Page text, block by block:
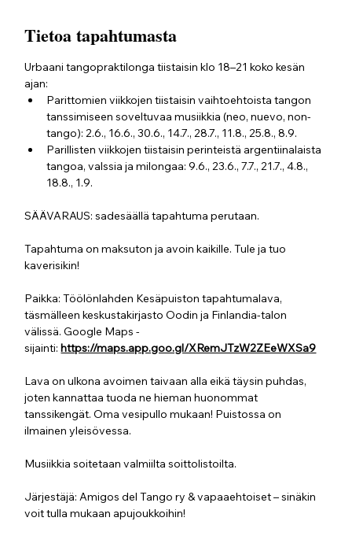
Tietoa tapahtumasta
Urbaani tangopraktilonga tiistaisin klo 18–21 koko kesän
ajan:
Parittomien viikkojen tiistaisin vaihtoehtoista tangon
tanssimiseen soveltuvaa musiikkia (neo, nuevo, non-
tango): 2.6., 16.6., 30.6., 14.7., 28.7., 11.8., 25.8., 8.9.
Parillisten viikkojen tiistaisin perinteistä argentiinalaista
tangoa, valssia ja milongaa: 9.6., 23.6., 7.7., 21.7., 4.8.,
18.8., 1.9.
SÄÄVARAUS: sadesäällä tapahtuma perutaan.
Tapahtuma on maksuton ja avoin kaikille. Tule ja tuo
kaverisikin!
Paikka: Töölönlahden Kesäpuiston tapahtumalava,
täsmälleen keskustakirjasto Oodin ja Finlandia-talon
välissä. Google Maps -
sijainti: https://maps.app.goo.gl/XRemJTzW2ZEeWXSa9
Lava on ulkona avoimen taivaan alla eikä täysin puhdas,
joten kannattaa tuoda ne hieman huonommat
tanssikengät. Oma vesipullo mukaan! Puistossa on
ilmainen yleisövessa.
Musiikkia soitetaan valmiilta soittolistoilta.
Järjestäjä: Amigos del Tango ry & vapaaehtoiset – sinäkin
voit tulla mukaan apujoukkoihin!